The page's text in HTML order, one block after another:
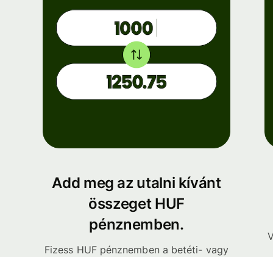
Add meg az utalni kívánt
összeget HUF
pénznemben.
Fizess HUF pénznemben a betéti- vagy